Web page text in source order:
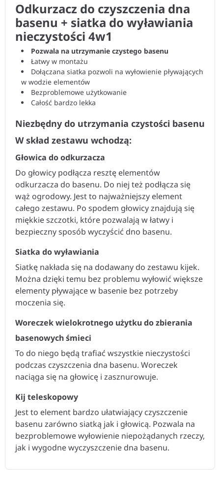
Odkurzacz do czyszczenia dna
basenu + siatka do wyławiania
nieczystości 4w1
Pozwala na utrzymanie czystego basenu
Łatwy w montażu
Dołączana siatka pozwoli na wyłowienie pływających
w wodzie elementów
Bezproblemowe użytkowanie
Całość bardzo lekka
Niezbędny do utrzymania czystości basenu
W skład zestawu wchodzą:
Głowica do odkurzacza
Do głowicy podłącza resztę elementów
odkurzacza do basenu. Do niej też podłącza się
wąż ogrodowy. Jest to najważniejszy element
całego zestawu. Po spodem głowicy znajdują się
miękkie szczotki, które pozwalają w łatwy i
bezpieczny sposób wyczyścić dno basenu.
Siatka do wyławiania
Siatkę nakłada się na dodawany do zestawu kijek.
Można dzięki temu bez problemu wyłowić większe
elementy pływające w basenie bez potrzeby
moczenia się.
Woreczek wielokrotnego użytku do zbierania
basenowych śmieci
To do niego będą trafiać wszystkie nieczystości
podczas czyszczenia dna basenu. Woreczek
naciąga się na głowicę i zasznurowuje.
Kij teleskopowy
Jest to element bardzo ułatwiający czyszczenie
basenu zarówno siatką jak i głowicą. Pozwala na
bezproblemowe wyłowienie niepożądanych rzeczy,
jak i wygodne wyczyszczenie dna basenu.